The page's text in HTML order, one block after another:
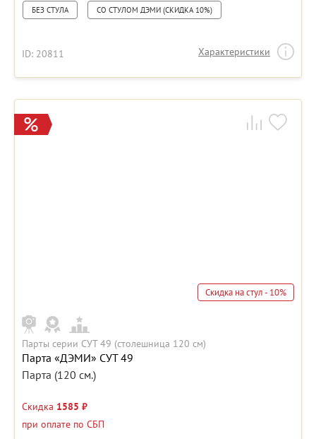
БЕЗ СТУЛА СО СТУЛОМ ДЭМИ (СКИДКА 10%)
ID: 20811 Характеристики
Скидка на стул - 10%
Парты серии СУТ 49 (столешница 120 см)
Парта «ДЭМИ» СУТ 49
Парта (120 см.)
Скидка 1585 ₽
при оплате по СБП